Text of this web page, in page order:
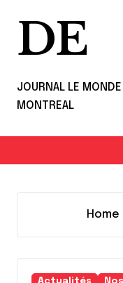
DE
JOURNAL LE MONDE
MONTREAL
Home